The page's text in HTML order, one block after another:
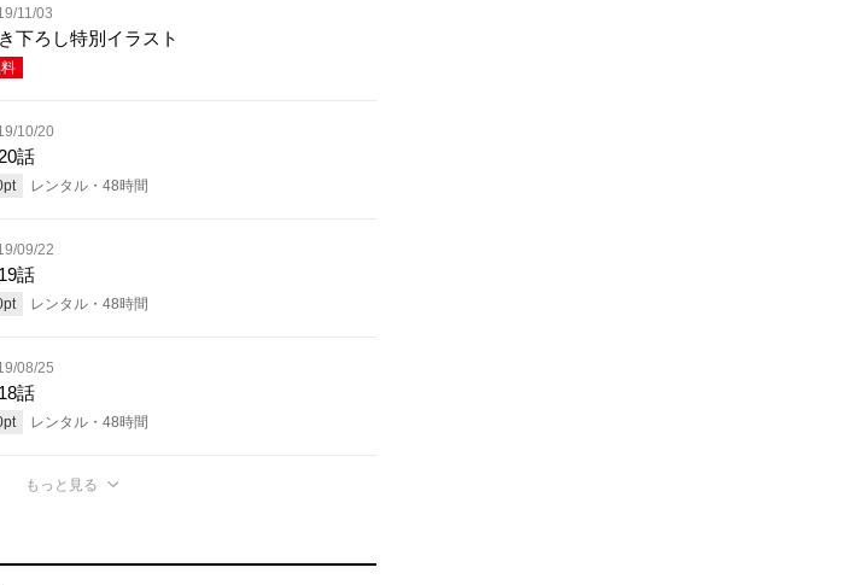
11/03
下ろし特別イラスト
10/20
話
pt レンタル・ 48時間
09/22
話
pt レンタル・ 48時間
08/25
話
pt レンタル・ 48時間
もっと見る